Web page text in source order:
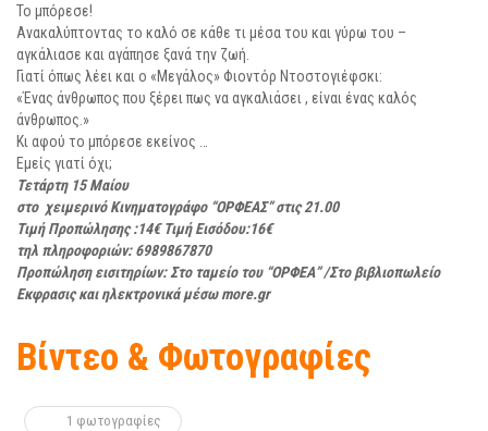
Το μπόρεσε!
Ανακαλύπτοντας το καλό σε κάθε τι μέσα του και γύρω του –
αγκάλιασε και αγάπησε ξανά την ζωή.
Γιατί όπως λέει και ο «Μεγάλος» Φιοντόρ Ντοστογιέφσκι:
«Ένας άνθρωπος που ξέρει πως να αγκαλιάσει , είναι ένας καλός
άνθρωπος.»
Κι αφού το μπόρεσε εκείνος …
Εμείς γιατί όχι;
Τετάρτη 15 Μαίου
στο χειμερινό Κινηματογράφο “ΟΡΦΕΑΣ” στις 21.00
Τιμή Προπώλησης :14€ Τιμή Εισόδου:16€
τηλ πληροφοριών: 6989867870
Προπώληση εισιτηρίων: Στο ταμείο του “ΟΡΦΕΑ”/Στο βιβλιοπωλείο
Εκφρασιςκαι ηλεκτρονικά μέσωmore.gr
Βίντεο & Φωτογραφίες
1 φωτογραφίες